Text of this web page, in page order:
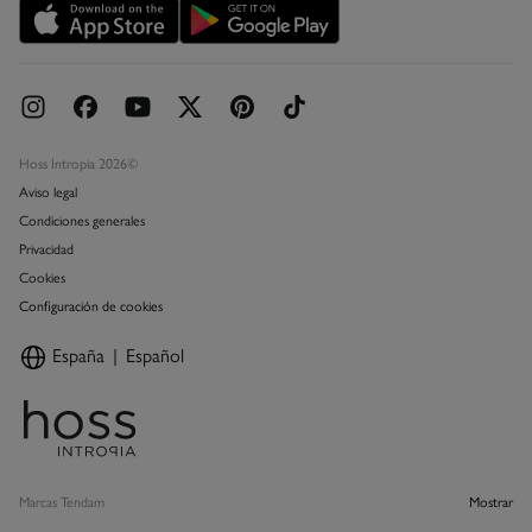
Concursos y sorteos
Hoss Intropia 2026©
Aviso legal
Condiciones generales
Privacidad
Cookies
Configuración de cookies
España Español
Marcas Tendam Mostrar